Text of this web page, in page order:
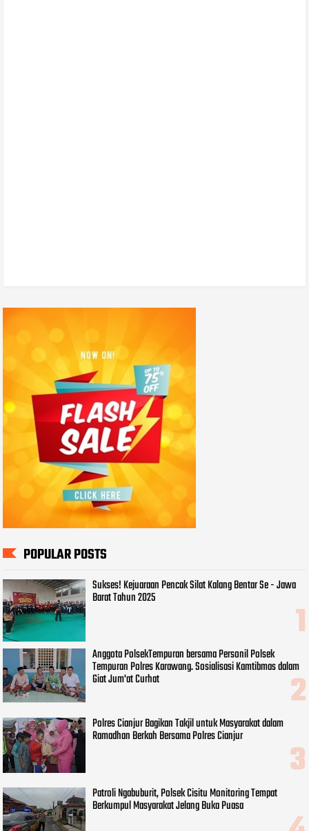
POPULAR POSTS
Sukses! Kejuaraan Pencak Silat Kalang Bentar Se - Jawa
Barat Tahun 2025
Anggota PolsekTempuran bersama Personil Polsek
Tempuran Polres Karawang. Sosialisasi Kamtibmas dalam
Giat Jum'at Curhat
Polres Cianjur Bagikan Takjil untuk Masyarakat dalam
Ramadhan Berkah Bersama Polres Cianjur
Patroli Ngabuburit, Polsek Cisitu Monitoring Tempat
Berkumpul Masyarakat Jelang Buka Puasa